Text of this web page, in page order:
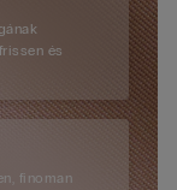
és
finoman